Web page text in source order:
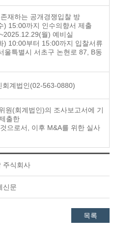
재하는 공개경쟁입찰 방
) 15:00까지 인수의향서 제출
월) 예비실
) 10:00부터 15:00까지 입찰서류
울특별시 서초구 논현로 87, B동
회계법인(02-563-0880)
원(회계법인)의 조사보고서에 기
출한
으로서, 이후 M&A를 위한 실사
주식회사
신문
목록